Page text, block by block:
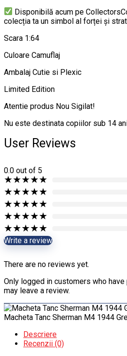
Disponibilă acum pe
colecția ta un simbol al forței și
Scara 1:64
Culoare Camuflaj
Ambalaj Cutie si Plexic
Limited Edition
Atentie produs Nou Sigilat!
Nu este destinata copiilor sub 14
User Reviews
0.0 out of 5
★★★★★
★★★★★
★★★★★
★★★★★
★★★★★
Write a review
There are no reviews yet.
Only logged in customers who
may leave a review.
Macheta Tanc Sherman M4 1944
Descriere
Recenzii (0)